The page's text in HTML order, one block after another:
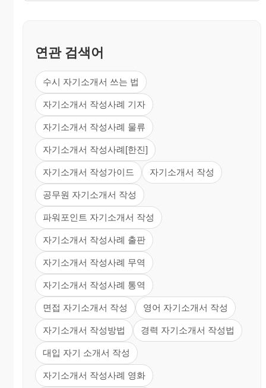
연관 검색어
수시 자기소개서 쓰는 법
자기소개서 작성사례 기자
자기소개서 작성사례 물류
자기소개서 작성사례[한진]
자기소개서 작성가이드 자기소개서 작성
공무원 자기소개서 작성
파워포인트 자기소개서 작성
자기소개서 작성사례 출판
자기소개서 작성사례 무역
자기소개서 작성사례 통역
면접 자기소개서 작성 영어 자기소개서 작성
자기소개서 작성방법 경력 자기소개서 작성법
대입 자기 소개서 작성
자기소개서 작성사례 영화